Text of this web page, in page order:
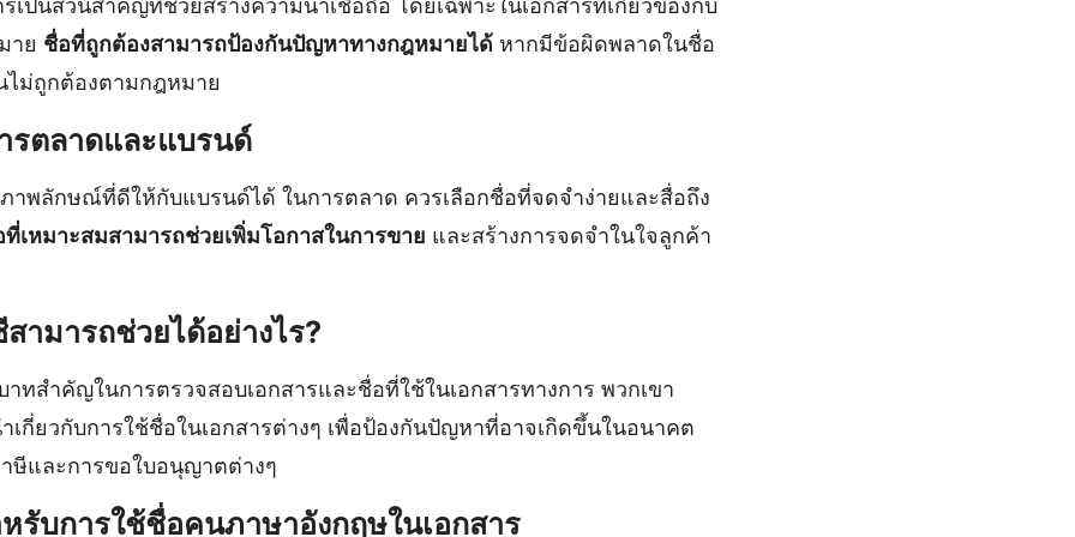
าย ชื่อที่ถูกต้องสามารถป้องกันปัญหาทางกฎหมายได้ หากมีข้อผิดพลาดในชื่อ
ไม่ถูกต้องตามกฎหมาย
รตลาดและแบรนด์
าพลักษณ์ที่ดีให้กับแบรนด์ได้ ในการตลาด ควรเลือกชื่อที่จดจำง่ายและสื่อถึง
เหมาะสมสามารถช่วยเพิ่มโอกาสในการขาย และสร้างการจดจำในใจลูกค้า
ามารถช่วยได้อย่างไร?
ทสำคัญในการตรวจสอบเอกสารและชื่อที่ใช้ในเอกสารทางการ พวกเขา
เกี่ยวกับการใช้ชื่อในเอกสารต่างๆ เพื่อป้องกันปัญหาที่อาจเกิดขึ้นในอนาคต
าษีและการขอใบอนุญาตต่างๆ
รับการใช้ชื่อคนภาษาอังกฤษในเอกสาร